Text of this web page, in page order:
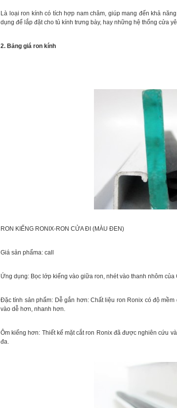
Là loại ron kính có tích hợp nam châm, giúp mang đến khả
dụng để lắp đặt cho tủ kính trưng bày, hay những hệ thống cửa
2. Bảng giá ron kính
RON KIẾNG RONIX-RON CỬA ĐI (MÀU ĐEN)
Giá sản phẩma: call
Ứng dụng: Bọc lớp kiếng vào giữa ron, nhét vào thanh nhôm của
Đặc tính sản phẩm: Dễ gắn hơn: Chất liệu ron Ronix có độ mềm
vào dễ hơn, nhanh hơn.
Ôm kiếng hơn: Thiết kế mặt cắt ron Ronix đã được nghiên cứu
đa.